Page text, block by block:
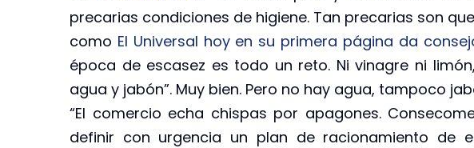
precarias condiciones de higiene. Tan precarias son
como El Universal hoy en su primera página da
época de escasez es todo un reto. Ni vinagre ni
agua y jabón”. Muy bien. Pero no hay agua, tampoco
“El comercio echa chispas por apagones.
definir con urgencia un plan de racionamiento de